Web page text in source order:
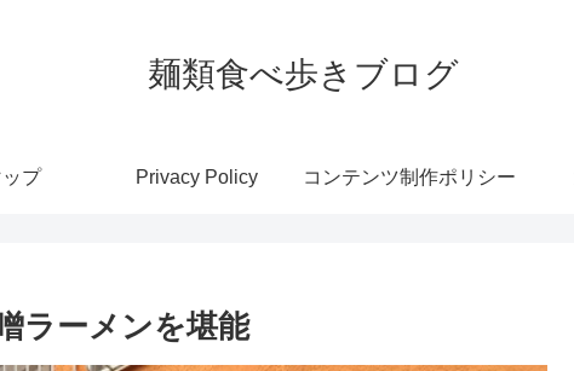
麺類食べ歩きブログ
プ Privacy Policy コンテンツ制作ポリシー
ラーメンを堪能